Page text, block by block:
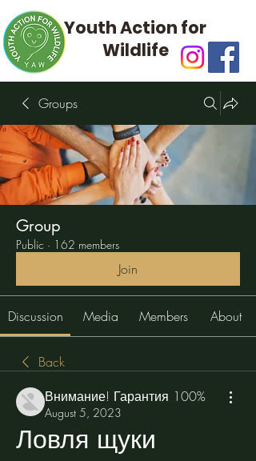
Youth Action for
Wildlife
Groups
Group
Public · 162 members
Join
Discussion Media Members About
Back
Внимание! Гарантия 100%
August 5, 2023
Ловля щуки